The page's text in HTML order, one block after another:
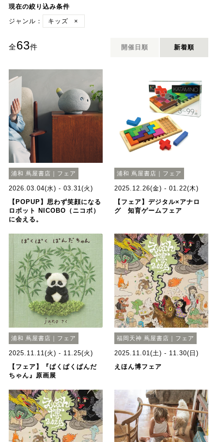
現在の絞り込み条件
ジャンル：
キッズ ×
全63件 開催日順 新着順
浦和 蔦屋書店｜フェア
2026.03.04(水) - 03.31(火)
【POPUP】思わず笑顔になる
ロボット NICOBO（ニコボ）
に会える。
浦和 蔦屋書店｜フェア
2025.12.26(金) - 01.22(木)
【フェア】デジタル×アナロ
グ 知育ゲームフェア
浦和 蔦屋書店｜フェア
2025.11.11(火) - 11.25(火)
【フェア】『ぱくぱくぱんだ
ちゃん』原画展
福岡天神 蔦屋書店｜フェア
2025.11.01(土) - 11.30(日)
えほん博フェア